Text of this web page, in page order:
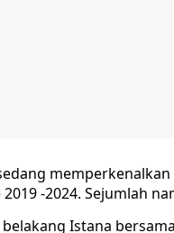
sedang
-2024. Sejumlah
Istana